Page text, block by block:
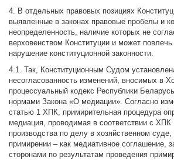
4. В отдельных правовых позициях
выявленные в законах правовые пробелы и
неопределенность, наличие которых не
верховенством Конституции и может повлечь
нарушение конституционной законности.
4.1. Так, Конституционным Судом
несогласованность изменений, вносимых в
процессуальный кодекс Республики
нормами Закона «О медиации». Согласно
статью 1 ХПК, примирительная процедура
медиация, проводимая в соответствии с ХПК
производства по делу в хозяйственном
примирении – как медиативное соглашение,
сторонами по результатам проведения